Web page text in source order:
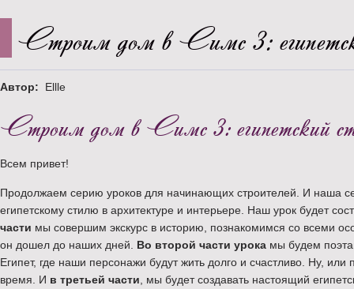
Строим дом в Симс 3:
Автор: Ellle
Строим дом в Симс 3: египетский
Всем привет!
Продолжаем серию уроков для начинающих строителей. И наша
египетскому стилю в архитектуре и интерьере. Наш урок будет
части мы совершим экскурс в историю, познакомимся со всеми
он дошел до наших дней. Во второй части урока мы будем
Египет, где наши персонажи будут жить долго и счастливо. Ну, или
время. И в третьей части , мы будет создавать настоящий